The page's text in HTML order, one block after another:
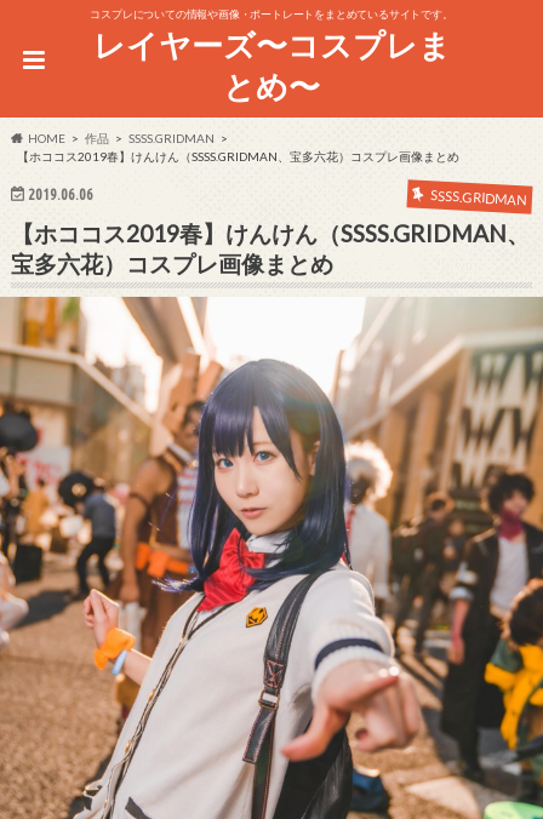
コスプレについての情報や画像・ポートレートをまとめているサイトです。
レイヤーズ〜コスプレま
とめ〜
HOME 作品
SSSS.GRIDMAN
【ホココス2019春】けんけん（SSSS.GRIDMAN、宝多六花）コスプレ画像まとめ
2019.06.06 SSSS.GRIDMAN
【ホココス2019春】けんけん（SSSS.GRIDMAN、
宝多六花）コスプレ画像まとめ